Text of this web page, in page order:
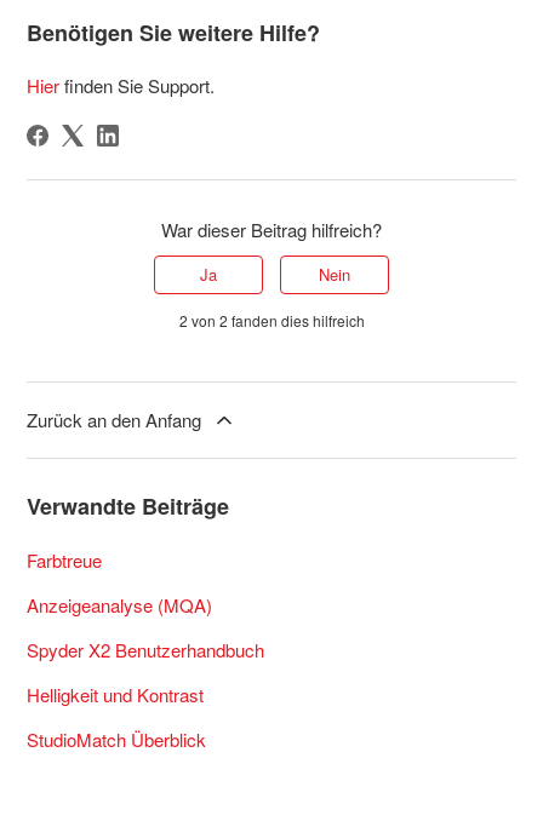
Benötigen Sie weitere Hilfe?
Hierfinden Sie Support.
War dieser Beitrag hilfreich?
Ja Nein
2 von 2 fanden dies hilfreich
Zurück an den Anfang
Verwandte Beiträge
Farbtreue
Anzeigeanalyse (MQA)
Spyder X2 Benutzerhandbuch
Helligkeit und Kontrast
StudioMatch Überblick